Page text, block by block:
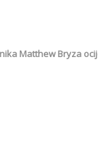
Matthew Bryza